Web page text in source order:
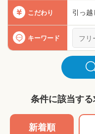
こだわり 引っ越
キーワード
条件に該当する
新着順